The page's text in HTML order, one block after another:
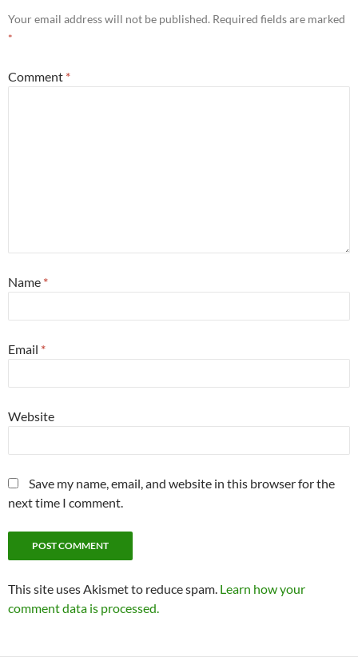
Your email address will not be published. Required fields are marked
*
Comment *
Name *
Email *
Website
Save my name, email, and website in this browser for the
next time I comment.
This site uses Akismet to reduce spam. Learn how your
comment data is processed.